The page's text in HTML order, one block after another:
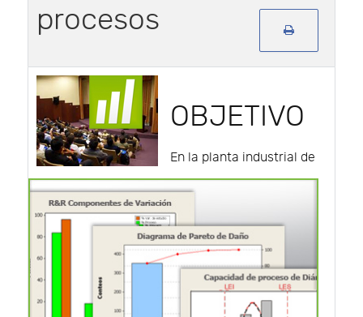
procesos
OBJETIVO
En la planta industrial de